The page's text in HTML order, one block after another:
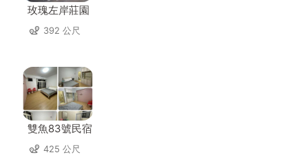
玫瑰左岸莊園
392 公尺
雙魚83號民宿
425 公尺